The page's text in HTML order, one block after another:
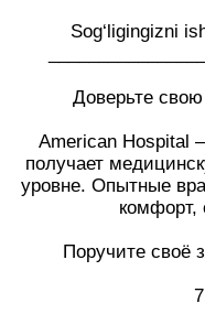
Sog‘ligingizni
Доверьте
American Hospital
получает
уровне. Опытные
комфорт,
Поручите своё